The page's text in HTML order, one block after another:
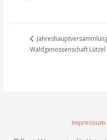
Waldgenossenschaft Lützel